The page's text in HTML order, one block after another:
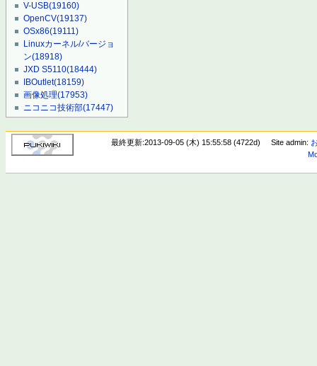
V-USB(19160)
OpenCV(19137)
OSx86(19111)
Linuxカーネル/バージョ
ン(18918)
JXD S5110(18444)
IBOutlet(18159)
画像処理(17953)
ニコニコ技術部(17447)
最終更新:2013-09-05 (木) 15:55:58 (4722d) Site admin: